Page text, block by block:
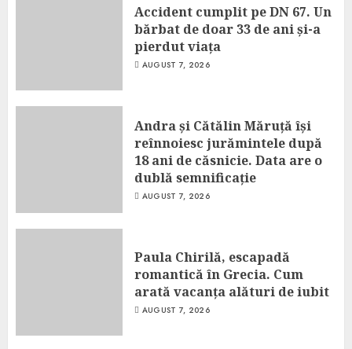
Accident cumplit pe DN 67. Un
bărbat de doar 33 de ani și-a
pierdut viața
AUGUST 7, 2026
Andra și Cătălin Măruță își
reînnoiesc jurămintele după
18 ani de căsnicie. Data are o
dublă semnificație
AUGUST 7, 2026
Paula Chirilă, escapadă
romantică în Grecia. Cum
arată vacanța alături de iubit
AUGUST 7, 2026